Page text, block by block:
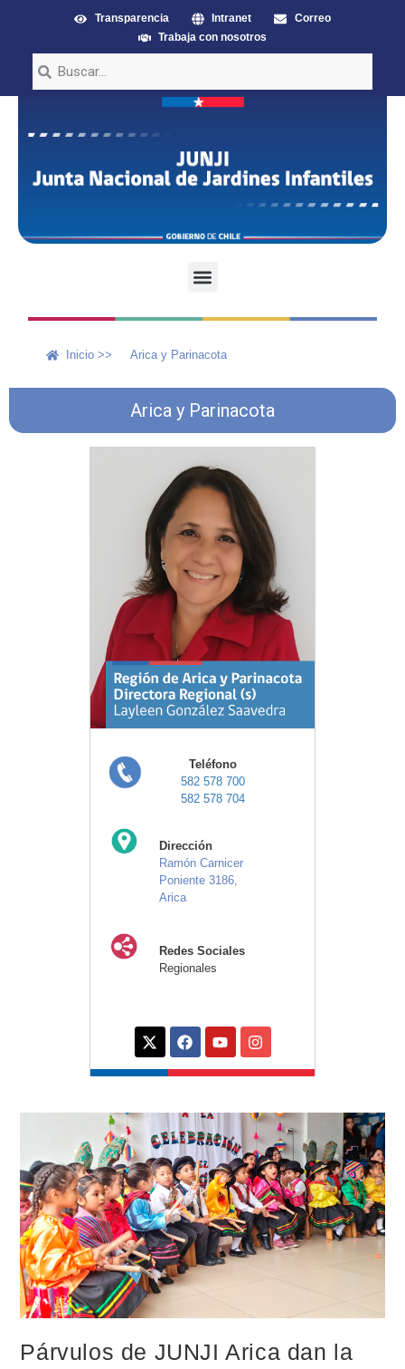
Transparencia Intranet
Correo
Trabaja con nosotros
Inicio >> Arica y Parinacota
Arica y Parinacota
Teléfono
582 578 700
582 578 704
Dirección
Ramón Carnicer
Poniente 3186,
Arica
Redes Sociales
Regionales
Párvulos de JUNJI Arica dan la